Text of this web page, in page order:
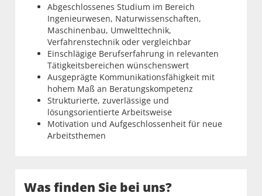
Abgeschlossenes Studium im Bereich
Ingenieurwesen, Naturwissenschaften,
Maschinenbau, Umwelttechnik,
Verfahrenstechnik oder vergleichbar
Einschlägige Berufserfahrung in relevanten
Tätigkeitsbereichen wünschenswert
Ausgeprägte Kommunikationsfähigkeit mit
hohem Maß an Beratungskompetenz
Strukturierte, zuverlässige und
lösungsorientierte Arbeitsweise
Motivation und Aufgeschlossenheit für neue
Arbeitsthemen
Was finden Sie bei uns?